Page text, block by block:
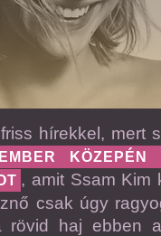
hírekkel, mert
, amit Ssam Kim
csak úgy
haj ebben